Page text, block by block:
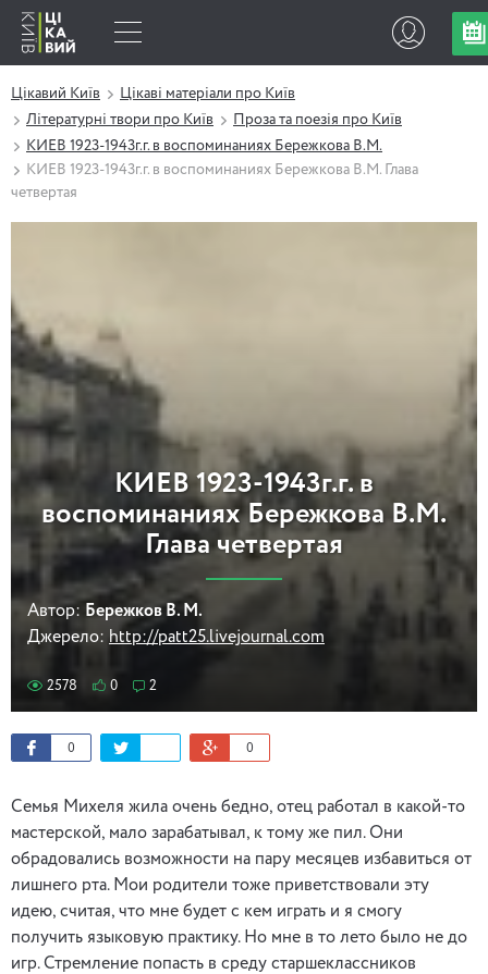
Цікавий Київ
Цікаві матеріали про Київ
Літературні твори про Київ
Проза та поезія про Київ
КИЕВ 1923-1943г.г. в воспоминаниях Бережкова В.М.
КИЕВ 1923-1943г.г. в воспоминаниях Бережкова В.М. Глава
четвертая
КИЕВ 1923-1943г.г. в
воспоминаниях Бережкова В.М.
Глава четвертая
Автор: Бережков В. М.
Джерело: http://patt25.livejournal.com
2578 0 2
0 0
Семья Михеля жила очень бедно, отец работал в какой-то
мастерской, мало зарабатывал, к тому же пил. Они
обрадовались возможности на пару месяцев избавиться от
лишнего рта. Мои родители тоже приветствовали эту
идею, считая, что мне будет с кем играть и я смогу
получить языковую практику. Но мне в то лето было не до
игр. Стремление попасть в среду старшеклассников